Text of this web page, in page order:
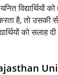
विद्यार्थियों
है, तो उसकी
को